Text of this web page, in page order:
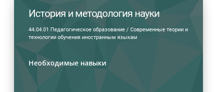
История и методология науки
44.04.01 Педагогическое образование / Современные теории и
технологии обучения иностранным языкам
Необходимые навыки